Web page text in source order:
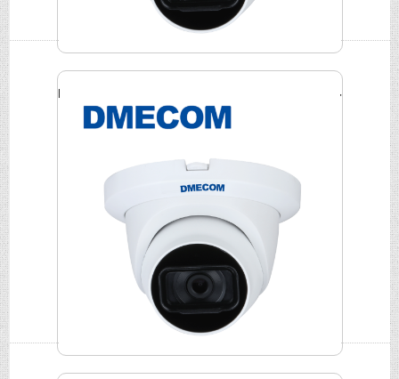
DMECOM 200萬HDCVI 紅外線半球型攝影機 DME-
EA200TRQN-A